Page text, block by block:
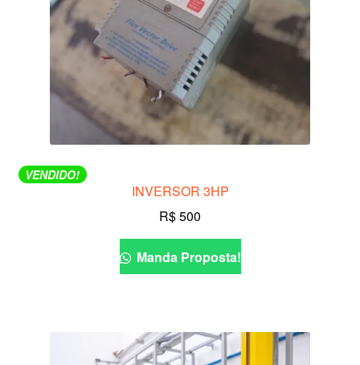
VENDIDO!
INVERSOR 3HP
R$500
Manda Proposta!